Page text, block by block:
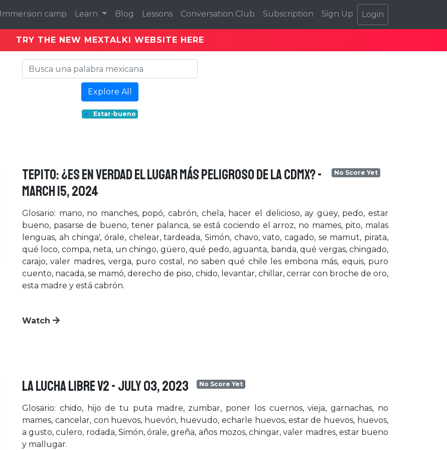
Immersion camp Learn Blog Lessons Conversation Club Subscription Sign Up Login
TRY THE NEW MEXTALKI WEBSITE HERE
Explore All
x Estar-bueno
TEPITO: ¿ES EN VERDAD EL LUGAR MÁS PELIGROSO DE LA CDMX? -
March 15, 2024
No Score Yet
Glosario: mano, no manches, popó, cabrón, chela, hacer el delicioso, ay güey, pedo, estar
bueno, pasarse de bueno, tener palanca, se está cociendo el arroz, no mames, pito, malas
lenguas, ah chinga', órale, chelear, tardeada, Simón, chavo, vato, cagado, se mamut, pirata,
qué loco, compa, neta, un chingo, güero, qué pedo, aguanta, banda, qué vergas, chingado,
carajo, valer madres, verga, puro costal, no saben qué chile les embona más, equis, puro
cuento, nacada, se mamó, derecho de piso, chido, levantar, chillar, cerrar con broche de oro,
esta madre y está cabrón.
Watch
LA LUCHA LIBRE V2 - July 03, 2023 No Score Yet
Glosario: chido, hijo de tu puta madre, zumbar, poner los cuernos, vieja, garnachas, no
mames, cancelar, con huevos, huevón, huevudo, echarle huevos, estar de huevos, huevos,
a gusto, culero, rodada, Simón, órale, greña, años mozos, chingar, valer madres, estar bueno
y mallugar.